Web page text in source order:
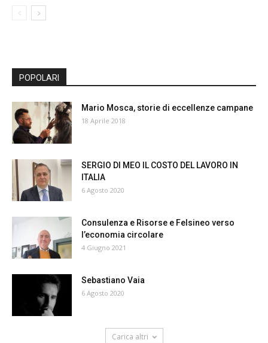
POPOLARI
Mario Mosca, storie di eccellenze campane
18 Aprile 2018
SERGIO DI MEO IL COSTO DEL LAVORO IN
ITALIA
6 Agosto 2020
Consulenza e Risorse e Felsineo verso
l’economia circolare
4 Giugno 2021
Sebastiano Vaia
6 Agosto 2020
Carica altri